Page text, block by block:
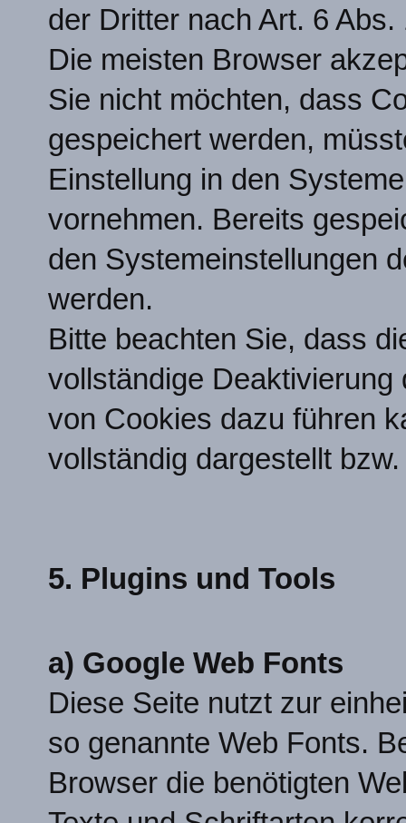
der Dritter nach Art. 6
Die meisten Browser
Sie nicht möchten, dass
gespeichert werden,
Einstellung in den
vornehmen. Bereits
den Systemeinstellungen
werden.
Bitte beachten Sie, dass
vollständige
von Cookies dazu führen
vollständig dargestellt
5. Plugins und Tools
a) Google Web Fonts
Diese Seite nutzt zur
so genannte Web Fonts.
Browser die benötigten